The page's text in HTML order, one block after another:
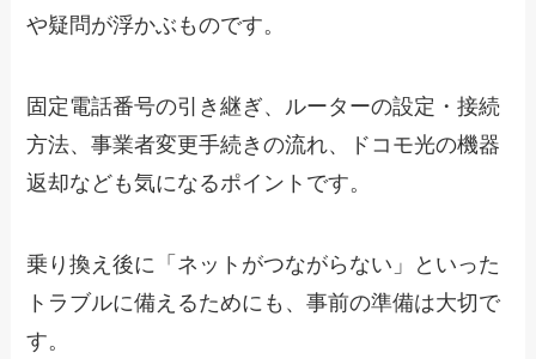
や疑問が浮かぶものです。
固定電話番号の引き継ぎ、ルーターの設定・接続
方法、事業者変更手続きの流れ、ドコモ光の機器
返却なども気になるポイントです。
乗り換え後に「ネットがつながらない」といった
トラブルに備えるためにも、事前の準備は大切で
す。